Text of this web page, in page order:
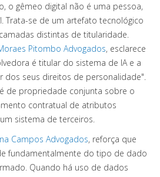
o gêmeo digital não é uma pessoa,
Trata-se de um artefato tecnológico
distintas de titularidade.
Pitombo Advogados, esclarece
é titular do sistema de IA e a
dos seus direitos de personalidade".
de propriedade conjunta sobre o
contratual de atributos
sistema de terceiros.
Campos Advogados, reforça que
fundamentalmente do tipo de dado
Quando há uso de dados